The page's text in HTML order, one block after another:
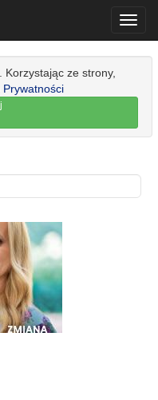
ze strony,
Prywatności